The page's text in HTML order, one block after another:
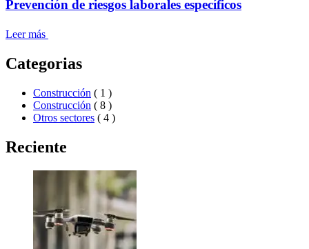
Prevención de riesgos laborales específicos
Leer más
Categorias
Construcción ( 1 )
Construcción ( 8 )
Otros sectores ( 4 )
Reciente